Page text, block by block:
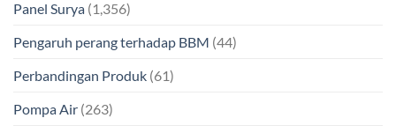
Panel Surya (1,356)
Pengaruh perang terhadap BBM (44)
Perbandingan Produk (61)
Pompa Air (263)